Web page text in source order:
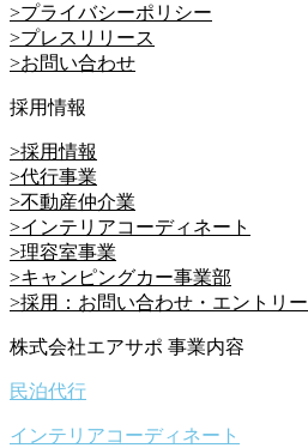
>プライバシーポリシー
>プレスリリース
>お問い合わせ
採用情報
>採用情報
>代行事業
>不動産仲介業
>インテリアコーディネート
>理容室事業
>キャンピングカー事業部
>採用：お問い合わせ・エントリー
株式会社エアサポ 事業内容
民泊代行
インテリアコーディネート